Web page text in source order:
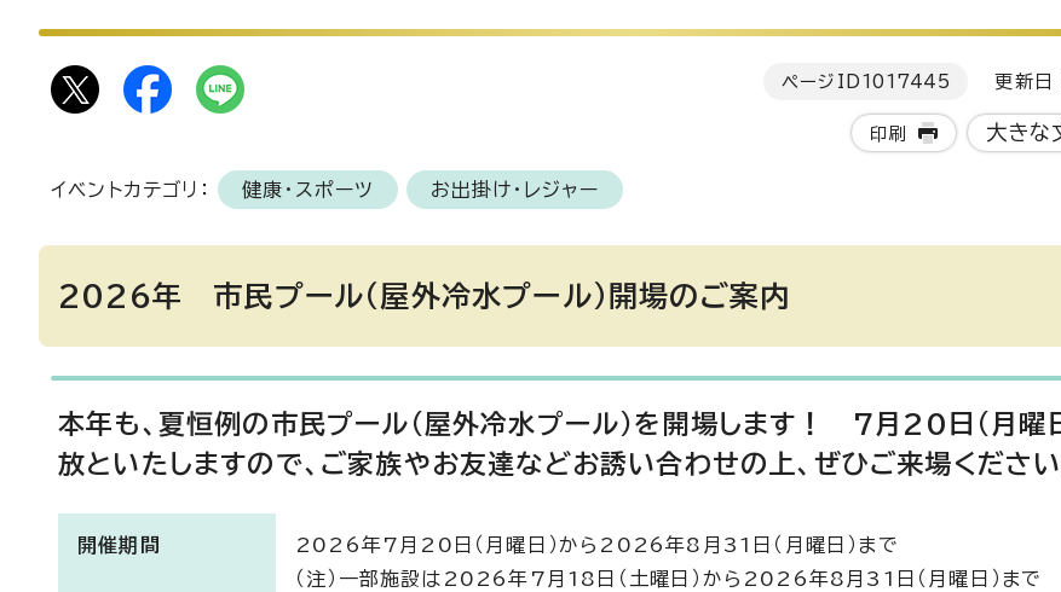
ページID 1017445 更新日
印刷 大きな
イベントカテゴリ： 健康・スポーツ お出掛け・レジャー
2026年 市民プール（屋外冷水プール）開場のご案内
本年も、夏恒例の市民プール(屋外冷水プール)を開場します！ 7月20日(月曜
放といたしますので、ご家族やお友達などお誘い合わせの上、ぜひご来場ください
開催期間
2026年7月20日（月曜日）から2026年8月31日（月曜日）まで
（注）一部施設は2026年7月18日（土曜日）から2026年8月31日（月曜日）まで